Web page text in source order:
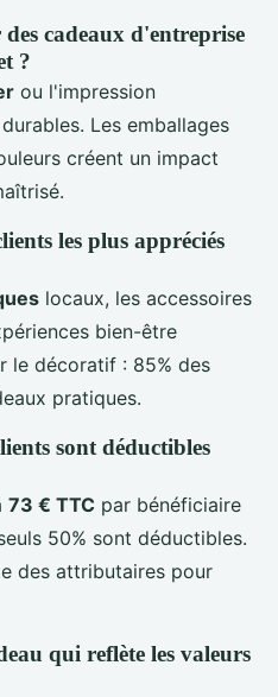
cadeaux d'entreprise
?
ou l'impression
Les emballages
créent un impact
les plus appréciés
locaux, les accessoires
bien-être
le décoratif : 85% des
pratiques.
sont déductibles
73 € TTC par bénéficiaire
50% sont déductibles.
des attributaires pour
qui reflète les valeurs